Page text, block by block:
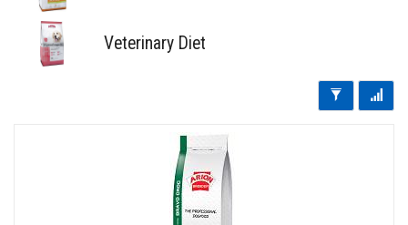
Veterinary Diet